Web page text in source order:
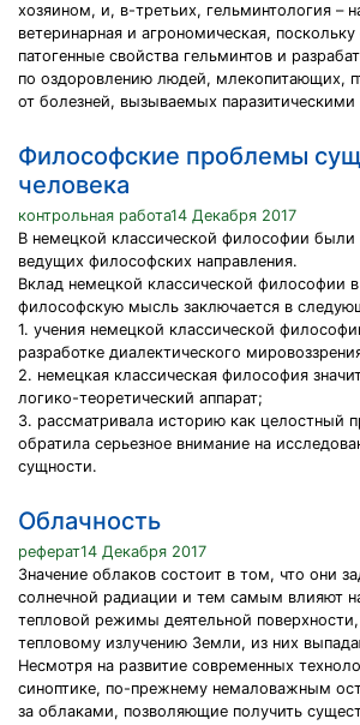
хозяином, и, в-третьих, гельминтология –
ветеринарная и агрономическая, поскольку
патогенные свойства гельминтов и
по оздоровлению людей, млекопитающих,
от болезней, вызываемых паразитическими
Философские проблемы
человека
контрольная работа14 Декабря 2017
В немецкой классической философии были
ведущих философских направления.
Вклад немецкой классической философии
философскую мысль заключается в
1. учения немецкой классической
разработке диалектического
2. немецкая классическая философия
логико-теоретический аппарат;
3. рассматривала историю как целостный
обратила серьезное внимание на
сущности.
Облачность
реферат14 Декабря 2017
Значение облаков состоит в том, что они
солнечной радиации и тем самым влияют
тепловой режимы деятельной поверхности,
тепловому излучению Земли, из них
Несмотря на развитие современных
синоптике, по-прежнему немаловажным
за облаками, позволяющие получить